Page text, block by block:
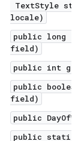
TextStyle
locale)
public long
field)
public int
public
field)
public
public static